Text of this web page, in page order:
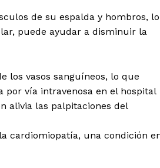
de su espalda y hombros, lo
puede ayudar a disminuir la
los vasos sanguíneos, lo que
por vía intravenosa en el hospital
alivia las palpitaciones del
cardiomiopatía, una condición